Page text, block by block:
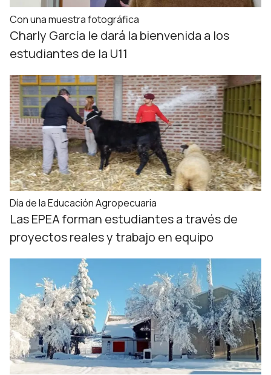
Con una muestra fotográfica
Charly García le dará la bienvenida a los
estudiantes de la U11
Día de la Educación Agropecuaria
Las EPEA forman estudiantes a través de
proyectos reales y trabajo en equipo